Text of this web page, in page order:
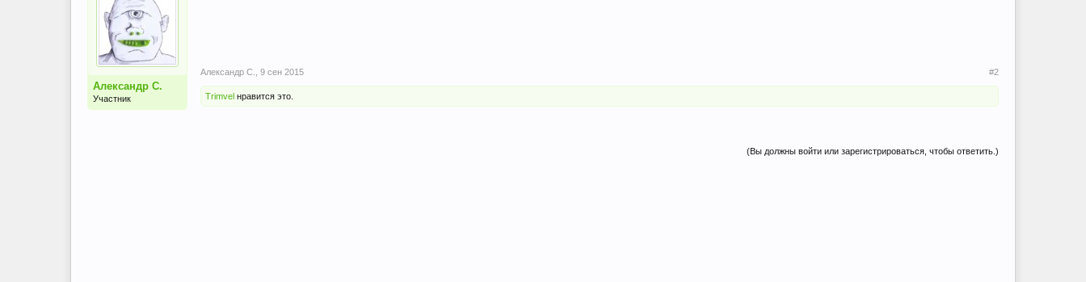
Александр С.
Участник
Александр С. 9 сен 2015 #2
Trimvel нравится это.
(Вы должны войти или зарегистрироваться, чтобы ответить.)